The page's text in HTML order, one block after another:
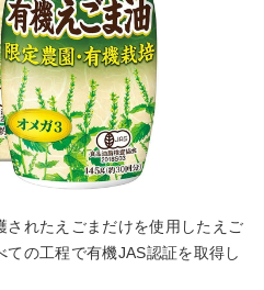
されたえごまだけを使用したえご
ての工程で有機JAS認証を取得し